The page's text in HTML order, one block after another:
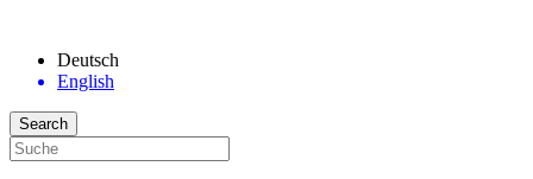
Deutsch
English